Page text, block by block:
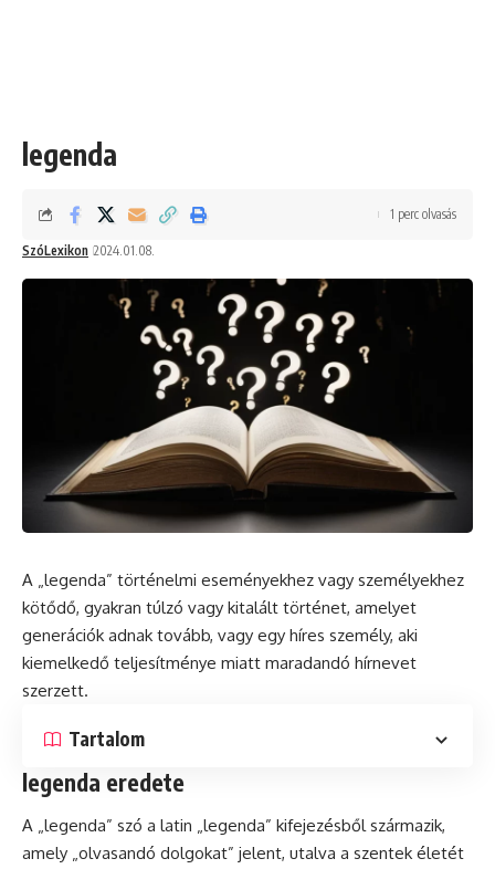
legenda
SzóLexikon 2024.01.08.
1 perc olvasás
A „legenda” történelmi eseményekhez vagy személyekhez
kötődő, gyakran túlzó vagy kitalált történet, amelyet
generációk adnak tovább, vagy egy híres személy, aki
kiemelkedő teljesítménye miatt maradandó hírnevet
szerzett.
Tartalom
legenda eredete
A „legenda” szó a latin „legenda” kifejezésből származik,
amely „olvasandó dolgokat” jelent, utalva a szentek életét